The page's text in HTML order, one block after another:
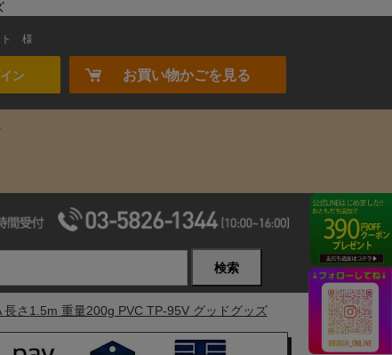
様
ン お買い物かごを見る
検索
さ1.5m 重量200g PVC TP-95V グッドグッズ